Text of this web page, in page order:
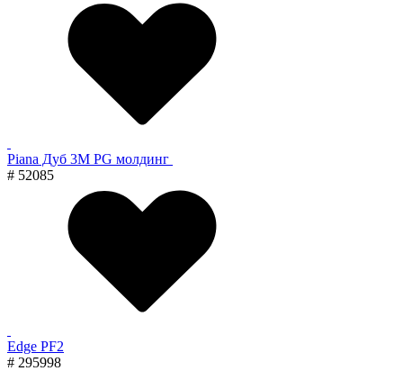
Piana Дуб 3M PG молдинг
# 52085
Edge PF2
# 295998